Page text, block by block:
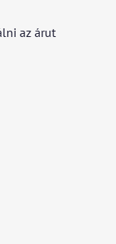
az árut